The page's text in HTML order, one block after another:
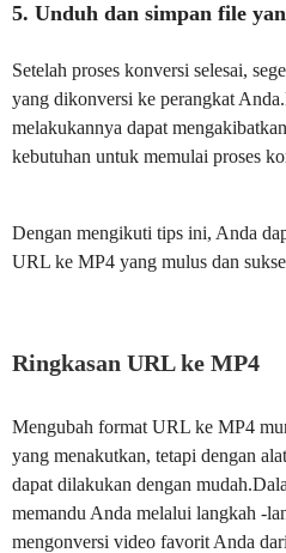
5. Unduh dan simpan file
Setelah proses konversi selesai,
yang dikonversi ke perangkat
melakukannya dapat
kebutuhan untuk memulai proses
Dengan mengikuti tips ini, Anda
URL ke MP4 yang mulus dan
Ringkasan URL ke MP4
Mengubah format URL ke MP4
yang menakutkan, tetapi dengan
dapat dilakukan dengan
memandu Anda melalui langkah -
mengonversi video favorit Anda